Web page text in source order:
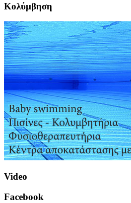
Κολύμβηση
Video
Facebook